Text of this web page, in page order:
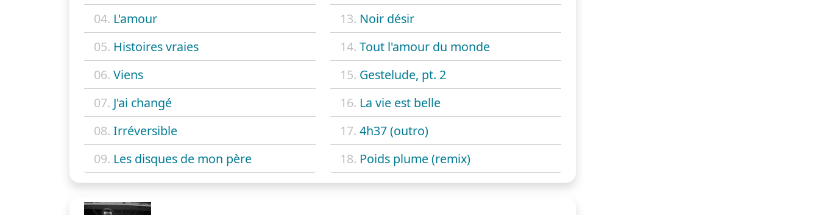
04. L'amour
05. Histoires vraies
06. Viens
07. J'ai changé
08. Irréversible
09. Les disques de mon père
13. Noir désir
14. Tout l'amour du monde
15. Gestelude, pt. 2
16. La vie est belle
17. 4h37 (outro)
18. Poids plume (remix)